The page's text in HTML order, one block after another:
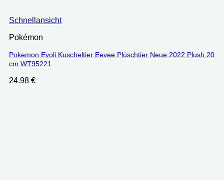
Schnellansicht
Pokémon
Pokemon Evoli Kuscheltier Eevee Plüschtier Neue 2022 Plush 20
cm WT95221
24.98 €